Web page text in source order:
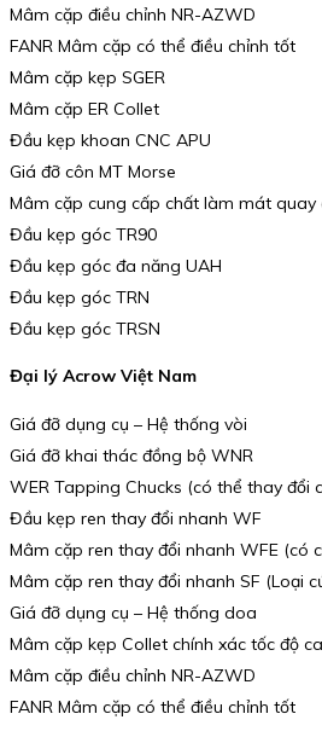
Mâm cặp điều chỉnh NR-AZWD
FANR Mâm cặp có thể điều chỉnh tốt
Mâm cặp kẹp SGER
Mâm cặp ER Collet
Đầu kẹp khoan CNC APU
Giá đỡ côn MT Morse
Mâm cặp cung cấp chất làm mát quay
Đầu kẹp góc TR90
Đầu kẹp góc đa năng UAH
Đầu kẹp góc TRN
Đầu kẹp góc TRSN
Đại lý Acrow Việt Nam
Giá đỡ dụng cụ – Hệ thống vòi
Giá đỡ khai thác đồng bộ WNR
WER Tapping Chucks (có thể thay đổi
Đầu kẹp ren thay đổi nhanh WF
Mâm cặp ren thay đổi nhanh WFE (có
Mâm cặp ren thay đổi nhanh SF (Loại
Giá đỡ dụng cụ – Hệ thống doa
Mâm cặp kẹp Collet chính xác tốc độ
Mâm cặp điều chỉnh NR-AZWD
FANR Mâm cặp có thể điều chỉnh tốt